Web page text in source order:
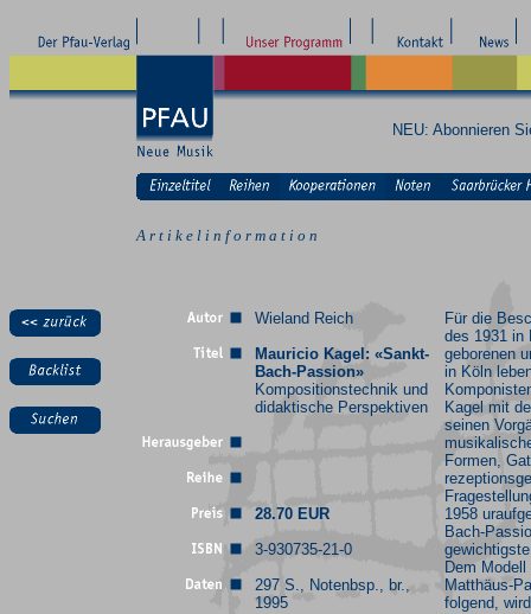
NEU: Abonnieren
A r t i k e l i n f o r m a t i o n
Wieland Reich
Mauricio Kagel: «Sankt-
Bach-Passion»
Kompositionstechnik und
didaktische Perspektiven
28.70 EUR
3-930735-21-0
297 S., Notenbsp., br.,
1995
Für die
des 1931 in
geborenen
in Köln
Kagel mit
seinen
Formen,
1958
Bach-
Dem Modell
Matthäus-
folgend,